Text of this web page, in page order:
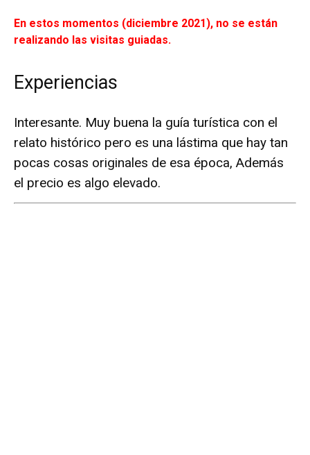
En estos momentos (diciembre 2021), no se están
realizando las visitas guiadas.
Experiencias
Interesante. Muy buena la guía turística con el
relato histórico pero es una lástima que hay tan
pocas cosas originales de esa época, Además
el precio es algo elevado.